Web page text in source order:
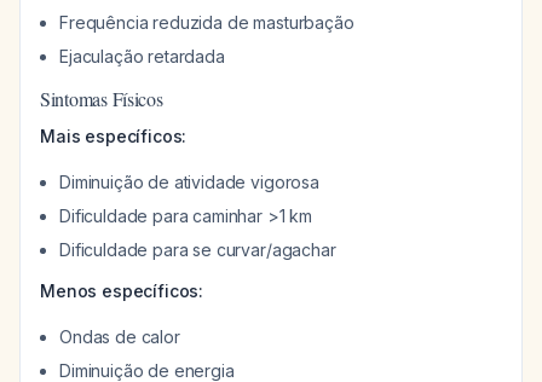
Frequência reduzida de masturbação
Ejaculação retardada
Sintomas Físicos
Mais específicos:
Diminuição de atividade vigorosa
Dificuldade para caminhar >1 km
Dificuldade para se curvar/agachar
Menos específicos:
Ondas de calor
Diminuição de energia